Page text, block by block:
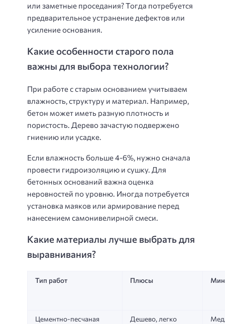
или заметные проседания? Тогда потребуется
предварительное устранение дефектов или
усиление основания.
Какие особенности старого пола
важны для выбора технологии?
При работе с старым основанием учитываем
влажность, структуру и материал. Например,
бетон может иметь разную плотность и
пористость. Дерево зачастую подвержено
гниению или усадке.
Если влажность больше 4-6%, нужно сначала
провести гидроизоляцию и сушку. Для
бетонных оснований важна оценка
неровностей по уровню. Иногда потребуется
установка маяков или армирование перед
нанесением самонивелирной смеси.
Какие материалы лучше выбрать для
выравнивания?
Тип работ Плюсы
Цементно-песчаная
Дешево, легко